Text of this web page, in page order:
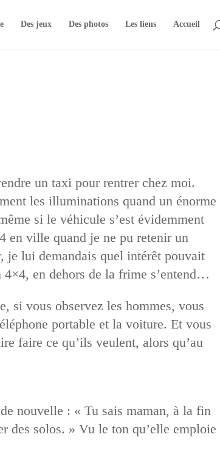
Des jeux Des photos Les liens Accueil
un taxi pour rentrer chez moi.
les illuminations quand un énorme
si le véhicule s’est évidemment
en ville quand je ne pu retenir un
je lui demandais quel intérêt pouvait
en dehors de la frime s’entend…
si vous observez les hommes, vous
portable et la voiture. Et vous
faire ce qu’ils veulent, alors qu’au
nouvelle : « Tu sais maman, à la fin
des solos. » Vu le ton qu’elle emploie